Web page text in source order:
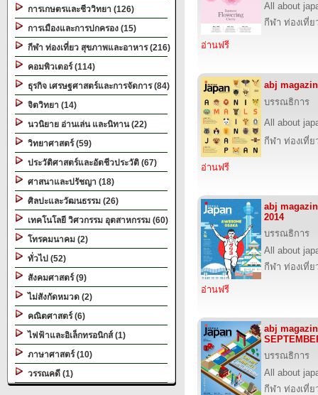
การเกษตรและชีววิทยา (126)
การเมืองและการปกครอง (15)
กีฬา ท่องเที่ยว สุขภาพและอาหาร (216)
คอมพิวเตอร์ (114)
ธุรกิจ เศรษฐศาสตร์และการจัดการ (84)
จิตวิทยา (14)
นวนิยาย อ่านเล่น และนิทาน (22)
วิทยาศาสตร์ (59)
ประวัติศาสตร์และอัตชีวประวัติ (67)
ศาสนาและปรัชญา (18)
ศิลปะและวัฒนธรรม (26)
เทคโนโลยี วิศวกรรม อุตสาหกรรม (60)
โทรคมนาคม (2)
ทั่วไป (52)
สังคมศาสตร์ (9)
ไม่สังกัดหมวด (2)
คณิตศาสตร์ (6)
ไฟฟ้าและอิเล็กทรอนิกส์ (1)
ภาษาศาสตร์ (10)
วรรณคดี (1)
All about
กีฬา ท่องเที่
อ่านฟรี
abj
บรรณธิการ
All about
กีฬา ท่องเที่
อ่านฟรี
abj
2014
บรรณธิการ
All about
กีฬา ท่องเที่
อ่านฟรี
abj
บรรณธิการ
All about
กีฬา ท่องเที่